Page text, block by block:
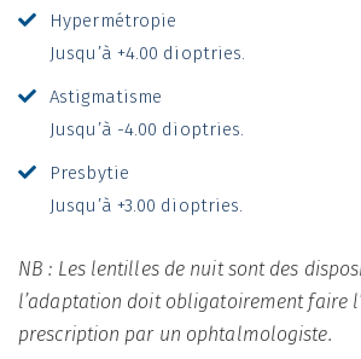
Hypermétropie
Jusqu’à +4.00 dioptries.
Astigmatisme
Jusqu’à -4.00 dioptries.
Presbytie
Jusqu’à +3.00 dioptries.
NB : Les lentilles de nuit sont des
l’adaptation doit obligatoirement faire
prescription par un ophtalmologiste.